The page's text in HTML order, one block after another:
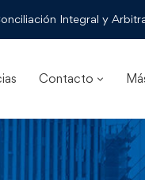
Integral y
Contacto